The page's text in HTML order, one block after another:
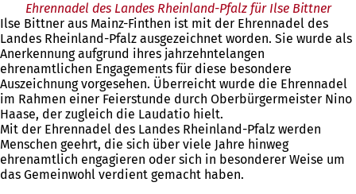
Ehrennadel des Landes Rheinland-Pfalz für Ilse Bittner
Ilse Bittner aus Mainz-Finthen ist mit der Ehrennadel des
Landes Rheinland-Pfalz ausgezeichnet worden. Sie wurde als
Anerkennung aufgrund ihres jahrzehntelangen
ehrenamtlichen Engagements für diese besondere
Auszeichnung vorgesehen. Überreicht wurde die Ehrennadel
im Rahmen einer Feierstunde durch Oberbürgermeister Nino
Haase, der zugleich die Laudatio hielt.
Mit der Ehrennadel des Landes Rheinland-Pfalz werden
Menschen geehrt, die sich über viele Jahre hinweg
ehrenamtlich engagieren oder sich in besonderer Weise um
das Gemeinwohl verdient gemacht haben.